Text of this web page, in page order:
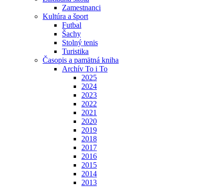
Zamestnanci
Kultúra a šport
Futbal
Šachy
Stolný tenis
Turistika
Časopis a pamätná kniha
Archív To i To
2025
2024
2023
2022
2021
2020
2019
2018
2017
2016
2015
2014
2013